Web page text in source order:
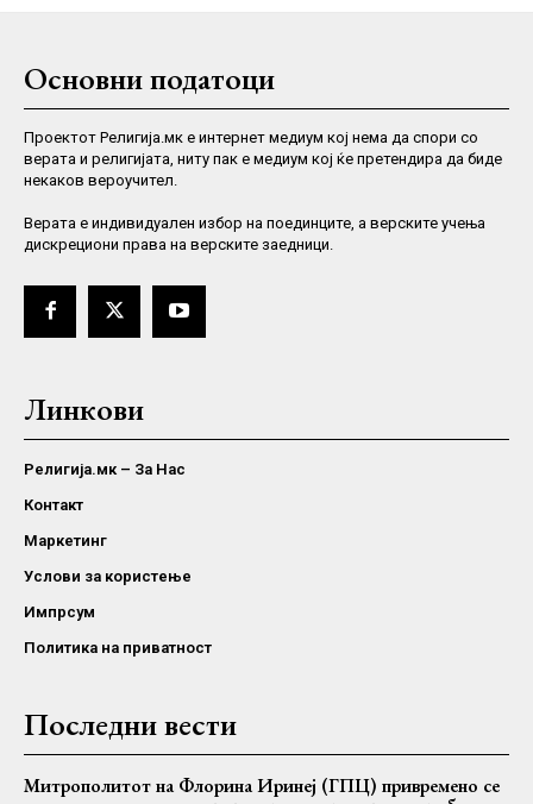
Основни податоци
Проектот Религија.мк е интернет медиум кој нема да спори со
верата и религијата, ниту пак е медиум кој ќе претендира да биде
некаков вероучител.
Верaта е индивидуален избор на поединците, а верските учења
дискрециони права на верските заедници.
Линкови
Религија.мк – За Нас
Контакт
Маркетинг
Услови за користење
Импрсум
Политика на приватност
Последни вести
Митрополитот на Флорина Иринеј (ГПЦ) привремено се